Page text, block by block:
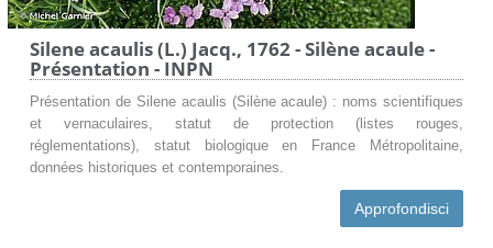
Silene acaulis (L.) Jacq., 1762 - Silène acaule -
Présentation - INPN
Présentation de Silene acaulis (Silène acaule) : noms scientifiques
et vernaculaires, statut de protection (listes rouges,
réglementations), statut biologique en France Métropolitaine,
données historiques et contemporaines.
Approfondisci